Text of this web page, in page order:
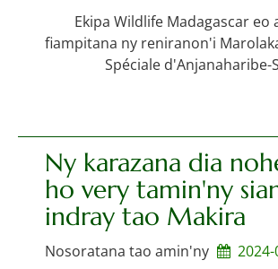
Ekipa Wildlife Madagascar eo
fiampitana ny reniranon'i
Spéciale d'Anjanaharibe-
Ny karazana dia
ho very tamin'ny
indray tao Makira
Nosoratana tao amin'ny